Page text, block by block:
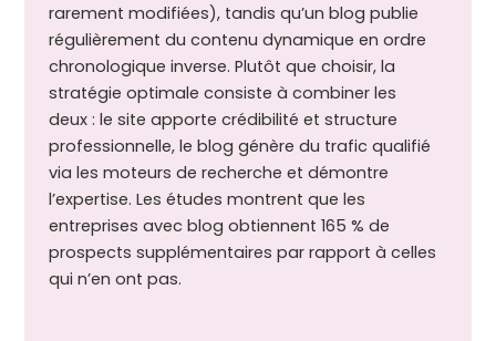
rarement modifiées), tandis qu’un blog publie
régulièrement du contenu dynamique en ordre
chronologique inverse. Plutôt que choisir, la
stratégie optimale consiste à combiner les
deux : le site apporte crédibilité et structure
professionnelle, le blog génère du trafic qualifié
via les moteurs de recherche et démontre
l’expertise. Les études montrent que les
entreprises avec blog obtiennent 165 % de
prospects supplémentaires par rapport à celles
qui n’en ont pas.